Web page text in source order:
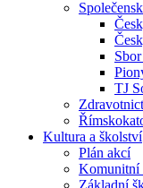
TJ
Kultura a školství
Plán akcí
Komunitní
Základní